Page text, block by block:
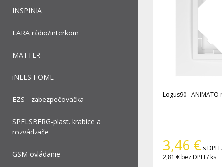
INSPINIA
LARA rádio/interkom
MATTER
iNELS HOME
EZS - zabezpečovačka
SPELSBERG-plast. krabice a
rozvádzače
GSM ovládanie
Logus90 - ANIMATO
3,46 € s DPH
2,81 €bez DPH / ks